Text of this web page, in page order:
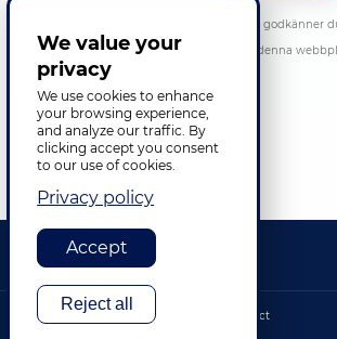
Genom att skicka in detta formulär godkänner
integritetspolicyn och villkoren på denna
Footer bottom
©2026 TransPerfect
Integritet
We value your
privacy
We use cookies to enhance
your browsing experience,
and analyze our traffic. By
clicking accept you consent
to our use of cookies.
Privacy policy
Accept
Reject all